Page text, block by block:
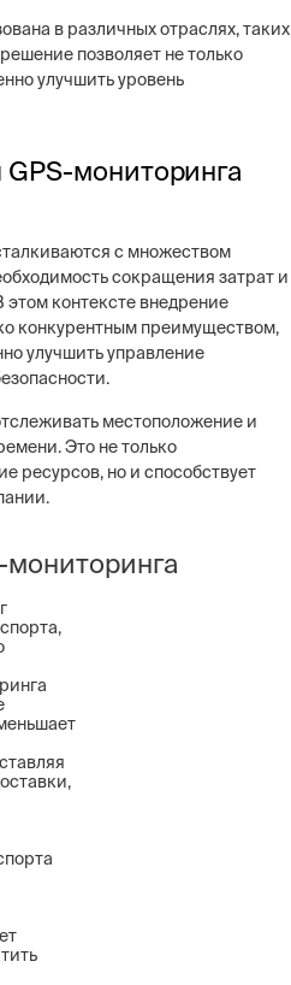
в различных отраслях, таких
позволяет не только
улучшить уровень
мониторинга
с множеством
сокращения затрат и
контексте внедрение
конкурентным преимуществом,
улучшить управление
местоположение и
Это не только
ресурсов, но и способствует